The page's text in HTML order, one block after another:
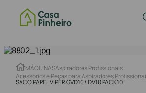
MÁQUINASAspiradores Profissionais
Acessórios e Peças para Aspiradores
SACO PAPEL VIPER GVD10 / DV10 PACK10